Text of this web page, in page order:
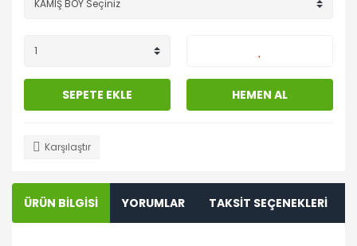
SEPETE EKLE HEMEN AL
Karşılaştır
ÜRÜN BİLGİSİ YORUMLAR TAKSİT SEÇENEKLERİ